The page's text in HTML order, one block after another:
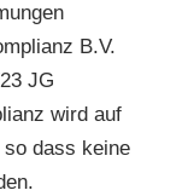
B.V.
JG
wird auf
so dass keine